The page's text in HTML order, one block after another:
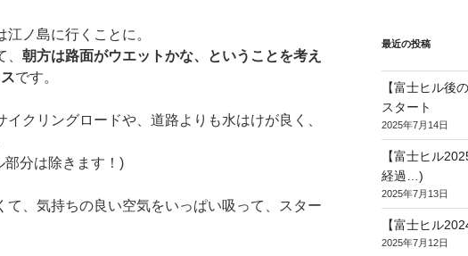
ノ島に行くことに。
朝方は路面がウエットかな、ということを考え
です。
イクリングロードや、道路よりも水はけが良く、
部分は除きます！)
て、気持ちの良い空気をいっぱい吸って、スター
最近の投稿
【富士ヒル後
スタート
2025年7月14日
【富士ヒル
経過…)
2025年7月13日
【富士ヒル
2025年7月12日